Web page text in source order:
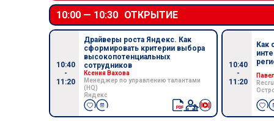
10:00 — 10:30 ОТКРЫТИЕ
10:40
-
11:20
Драйверы роста Яндекс. Как
сформировать критерии выбора
высокопотенциальных
сотрудников
Ксения Вахова
Менеджер по управлению талантами
(HQ)
Яндекс
10:40
-
11:20
Как